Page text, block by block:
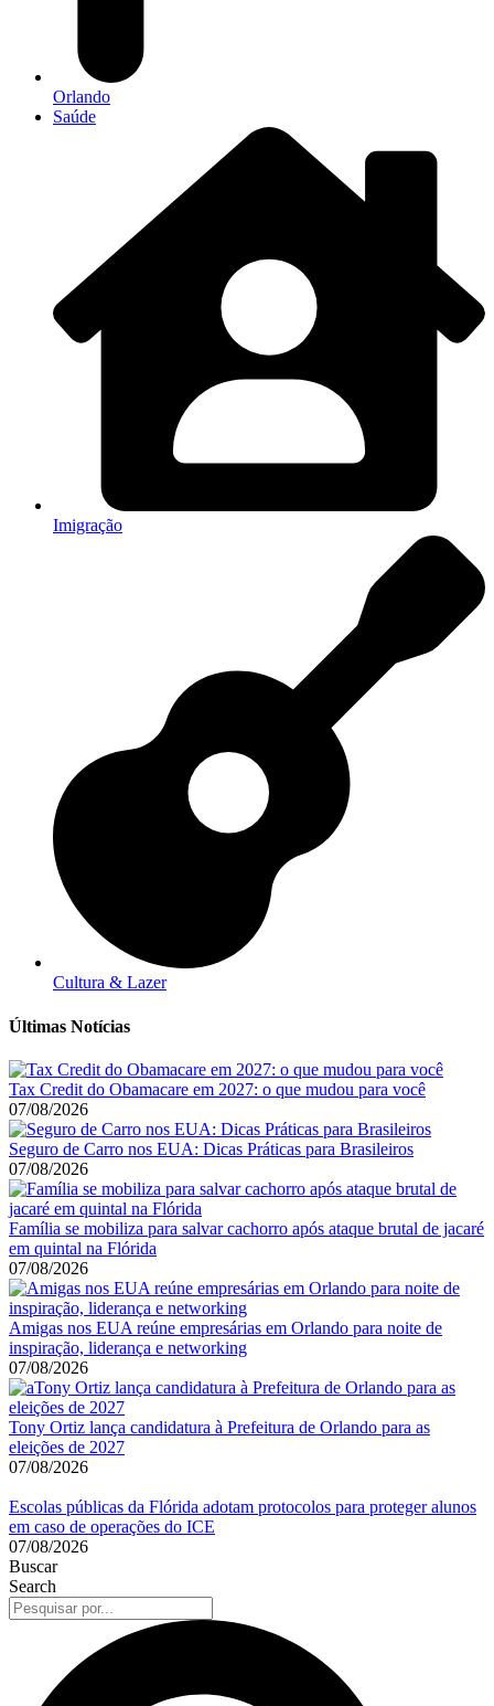
Orlando
Saúde
Imigração
Cultura & Lazer
Últimas Notícias
Tax Credit do Obamacare em 2027: o que mudou para você
07/08/2026
Seguro de Carro nos EUA: Dicas Práticas para Brasileiros
07/08/2026
Família se mobiliza para salvar cachorro após ataque brutal de jacaré
em quintal na Flórida
07/08/2026
Amigas nos EUA reúne empresárias em Orlando para noite de
inspiração, liderança e networking
07/08/2026
Tony Ortiz lança candidatura à Prefeitura de Orlando para as
eleições de 2027
07/08/2026
Escolas públicas da Flórida adotam protocolos para proteger alunos
em caso de operações do ICE
07/08/2026
Buscar
Search